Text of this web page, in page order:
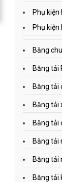
Phụ kiện
Phụ kiện
Băng
Băng tải
Băng tải
Băng tải
Băng tải
Băng tải
Băng tải
Băng tải